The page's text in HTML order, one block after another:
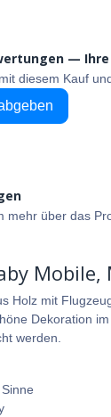
—
diesem Kauf
mehr über das
Holz mit
Dekoration
werden.